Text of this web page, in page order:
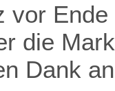
vor
die
Dank